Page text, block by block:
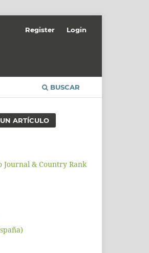
BUSCAR
Register Login
ARTÍCULO